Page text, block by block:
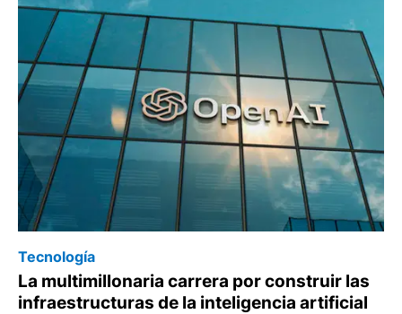
Tecnología
La multimillonaria carrera por construir las
infraestructuras de la inteligencia artificial